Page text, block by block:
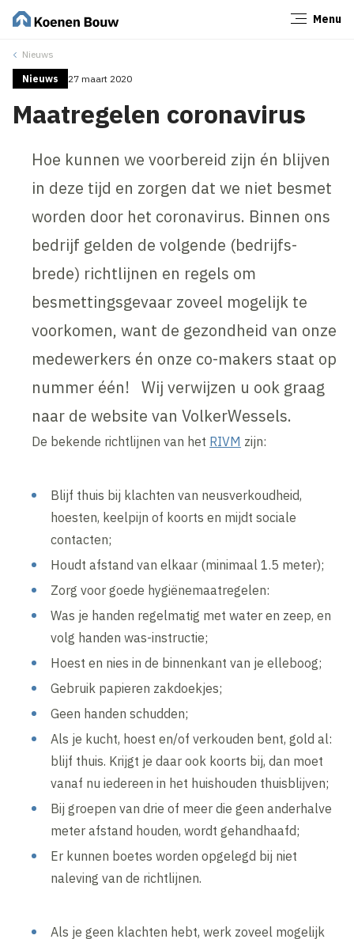
Menu
Nieuws
Nieuws 27 maart 2020
Maatregelen coronavirus
Hoe kunnen we voorbereid zijn én blijven
in deze tijd en zorgen dat we niet besmet
worden door het coronavirus. Binnen ons
bedrijf gelden de volgende (bedrijfs-
brede) richtlijnen en regels om
besmettingsgevaar zoveel mogelijk te
voorkomen, want de gezondheid van onze
medewerkers én onze co-makers staat op
nummer één! Wij verwijzen u ook graag
naar de website van VolkerWessels.
De bekende richtlijnen van het RIVM zijn:
Blijf thuis bij klachten van neusverkoudheid,
hoesten, keelpijn of koorts en mijdt sociale
contacten;
Houdt afstand van elkaar (minimaal 1.5 meter);
Zorg voor goede hygiënemaatregelen:
Was je handen regelmatig met water en zeep, en
volg handen was-instructie;
Hoest en nies in de binnenkant van je elleboog;
Gebruik papieren zakdoekjes;
Geen handen schudden;
Als je kucht, hoest en/of verkouden bent, gold al:
blijf thuis. Krijgt je daar ook koorts bij, dan moet
vanaf nu iedereen in het huishouden thuisblijven;
Bij groepen van drie of meer die geen anderhalve
meter afstand houden, wordt gehandhaafd;
Er kunnen boetes worden opgelegd bij niet
naleving van de richtlijnen.
Als je geen klachten hebt, werk zoveel mogelijk
Sluiten